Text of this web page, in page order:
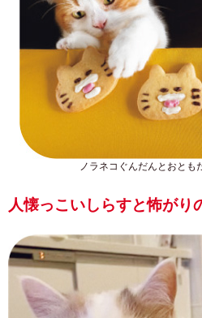
ノラネコぐんだんとおとも
人懐っこいしらすと怖がり